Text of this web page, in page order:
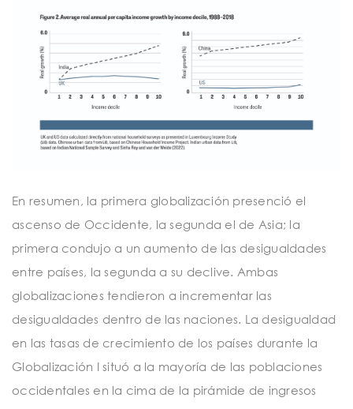
En resumen, la primera globalización presenció el
ascenso de Occidente, la segunda el de Asia; la
primera condujo a un aumento de las desigualdades
entre países, la segunda a su declive. Ambas
globalizaciones tendieron a incrementar las
desigualdades dentro de las naciones. La desigualdad
en las tasas de crecimiento de los países durante la
Globalización I situó a la mayoría de las poblaciones
occidentales en la cima de la pirámide de ingresos